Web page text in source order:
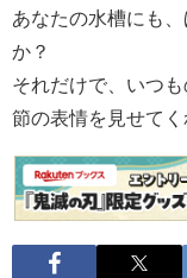
あなたの水槽にも、
か？
それだけで、いつ
節の表情を見せてく